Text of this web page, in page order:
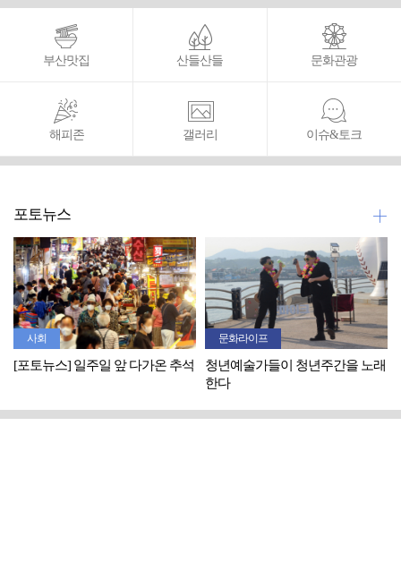
부산맛집 산들산들 문화관광
해피존 갤러리 이슈&토크
포토뉴스
사회
[포토뉴스] 일주일 앞 다가온 추석
문화라이프
청년예술가들이 청년주간을 노래
한다